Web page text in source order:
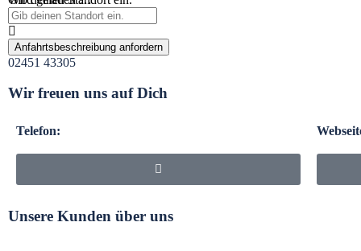
Anfahrtsbeschreibung anfordern
02451 43305
Wir freuen uns auf Dich
Telefon:
Unsere Kunden über uns